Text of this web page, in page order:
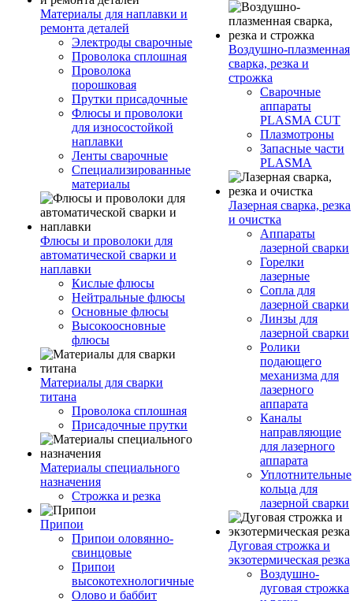
Материалы для наплавки и
ремонта деталей
Электроды сварочные
Проволока сплошная
Проволока
порошковая
Прутки присадочные
Флюсы и проволоки
для износостойкой
наплавки
Ленты сварочные
Специализированные
материалы
Флюсы и проволоки для
автоматической сварки и
наплавки
Кислые флюсы
Нейтральные флюсы
Основные флюсы
Высокоосновные
флюсы
Материалы для сварки
титана
Проволока сплошная
Присадочные прутки
Материалы специального
назначения
Строжка и резка
Припои
Припои оловянно-
свинцовые
Припои
высокотехнологичные
Олово и баббит
Воздушно-плазменная
сварка, резка и
строжка
Сварочные
аппараты
PLASMA CUT
Плазмотроны
Запасные части
PLASMA
Лазерная сварка, резка
и очистка
Аппараты
лазерной сварки
Горелки
лазерные
Сопла для
лазерной сварки
Линзы для
лазерной сварки
Ролики
подающего
механизма для
лазерного
аппарата
Каналы
направляющие
для лазерного
аппарата
Уплотнительные
кольца для
лазерной сварки
Дуговая строжка и
экзотермическая резка
Воздушно-
дуговая строжка